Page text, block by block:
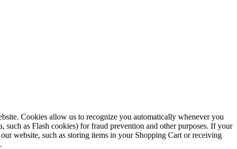
Cookies allow us to recognize you automatically whenever you
such as Flash cookies) for fraud prevention and other purposes. If your
website, such as storing items in your Shopping Cart or receiving